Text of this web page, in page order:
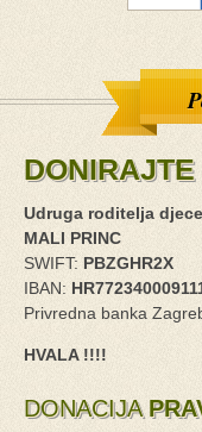
DONIRAJTE
Udruga roditelja
MALI PRINC
SWIFT: PBZGHR2X
IBAN:
Privredna banka
HVALA !!!!
DONACIJA